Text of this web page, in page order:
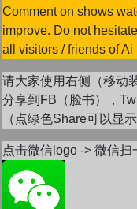
Comment on shows
improve. Do not
all visitors / friends of Ai
请大家使用右侧（移动
分享到FB（脸书），
（点绿色Share可以显示
点击微信logo -> 微信扫